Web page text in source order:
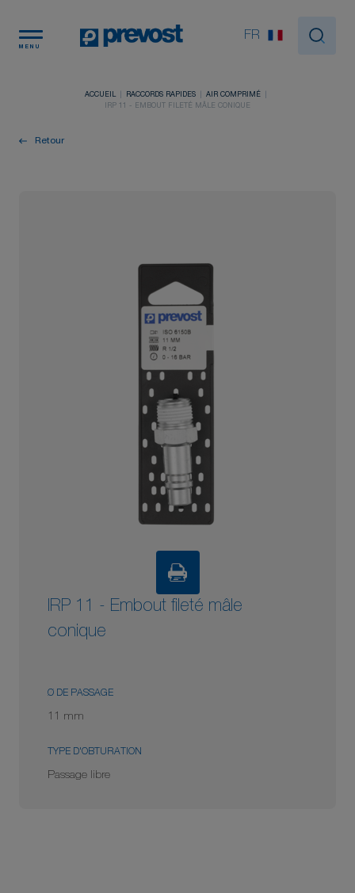
MENU
FR
ACCUEIL RACCORDS RAPIDES
AIR COMPRIMÉ
IRP 11 - EMBOUT FILETÉ MÂLE CONIQUE
Retour
IRP 11 - Embout fileté mâle
conique
Ø DE PASSAGE
11 mm
TYPE D'OBTURATION
Passage libre